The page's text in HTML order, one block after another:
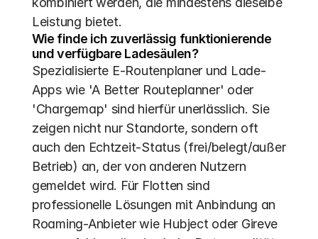
Leistung bietet.
Wie finde ich zuverlässig funktionierende
und verfügbare Ladesäulen?
Spezialisierte E-Routenplaner und Lade-
Apps wie 'A Better Routeplanner' oder
'Chargemap' sind hierfür unerlässlich. Sie
zeigen nicht nur Standorte, sondern oft
auch den Echtzeit-Status (frei/belegt/außer
Betrieb) an, der von anderen Nutzern
gemeldet wird. Für Flotten sind
professionelle Lösungen mit Anbindung an
Roaming-Anbieter wie Hubject oder Gireve